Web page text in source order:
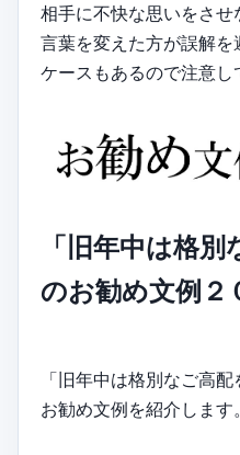
相手に不快な思いをさせ
言葉を変えた方が誤解を
ケースもあるので注意し
「旧年中は格別
のお勧め文例２
「旧年中は格別なご高配
お勧め文例を紹介します。